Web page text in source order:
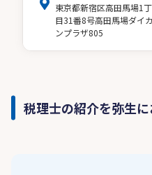
東京都新宿区高田馬場1丁
目31番8号高田馬場ダイカ
ンプラザ805
税理士の紹介を弥生